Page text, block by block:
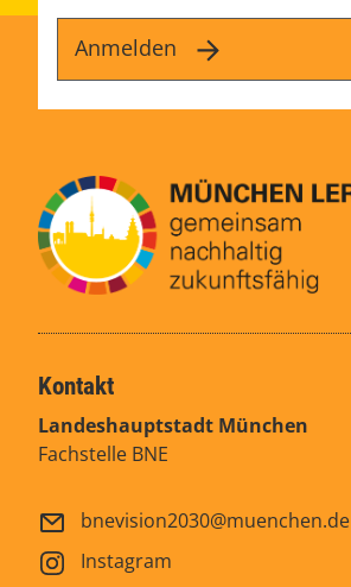
Anmelden
Kontakt
Landeshauptstadt München
Fachstelle BNE
bnevision2030@muenchen.de
Instagram